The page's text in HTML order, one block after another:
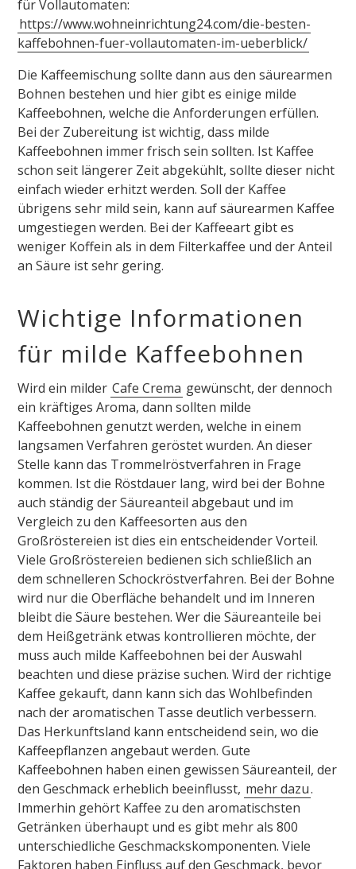
für Vollautomaten:
https://www.wohneinrichtung24.com/die-besten-
kaffebohnen-fuer-vollautomaten-im-ueberblick/
Die Kaffeemischung sollte dann aus den säurearmen
Bohnen bestehen und hier gibt es einige milde
Kaffeebohnen, welche die Anforderungen erfüllen.
Bei der Zubereitung ist wichtig, dass milde
Kaffeebohnen immer frisch sein sollten. Ist Kaffee
schon seit längerer Zeit abgekühlt, sollte dieser nicht
einfach wieder erhitzt werden. Soll der Kaffee
übrigens sehr mild sein, kann auf säurearmen Kaffee
umgestiegen werden. Bei der Kaffeeart gibt es
weniger Koffein als in dem Filterkaffee und der Anteil
an Säure ist sehr gering.
Wichtige Informationen
für milde Kaffeebohnen
Wird ein milder Cafe Crema gewünscht, der dennoch
ein kräftiges Aroma, dann sollten milde
Kaffeebohnen genutzt werden, welche in einem
langsamen Verfahren geröstet wurden. An dieser
Stelle kann das Trommelröstverfahren in Frage
kommen. Ist die Röstdauer lang, wird bei der Bohne
auch ständig der Säureanteil abgebaut und im
Vergleich zu den Kaffeesorten aus den
Großröstereien ist dies ein entscheidender Vorteil.
Viele Großröstereien bedienen sich schließlich an
dem schnelleren Schockröstverfahren. Bei der Bohne
wird nur die Oberfläche behandelt und im Inneren
bleibt die Säure bestehen. Wer die Säureanteile bei
dem Heißgetränk etwas kontrollieren möchte, der
muss auch milde Kaffeebohnen bei der Auswahl
beachten und diese präzise suchen. Wird der richtige
Kaffee gekauft, dann kann sich das Wohlbefinden
nach der aromatischen Tasse deutlich verbessern.
Das Herkunftsland kann entscheidend sein, wo die
Kaffeepflanzen angebaut werden. Gute
Kaffeebohnen haben einen gewissen Säureanteil, der
den Geschmack erheblich beeinflusst, mehr dazu.
Immerhin gehört Kaffee zu den aromatischsten
Getränken überhaupt und es gibt mehr als 800
unterschiedliche Geschmackskomponenten. Viele
Faktoren haben Einfluss auf den Geschmack, bevor